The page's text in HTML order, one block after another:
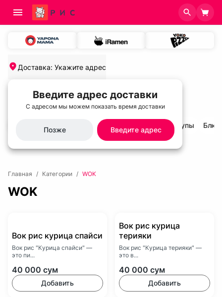
Доставка: Укажите адрес
салаты и холодные закуски Холодные супы
Главная / Категории / WOK
WOK
Вок рис курица спайси
Вок рис "Курица спайси" —
это пи...
40 000 сум
Добавить
Вок рис курица
терияки
Вок рис "Курица терияки" —
это в...
40 000 сум
Добавить
Введите адрес доставки
С адресом мы можем показать время доставки
Позже Введите адрес